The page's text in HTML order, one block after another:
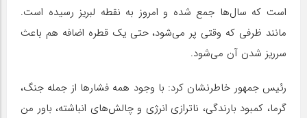
است که سال‌ها جمع شده و امروز به نقطه لبریز رسیده است.
مانند ظرفی که وقتی پر می‌شود، حتی یک قطره اضافه هم باعث
سرریز شدن آن می‌شود.
رئیس جمهور خاطرنشان کرد: با وجود همه فشارها از جمله جنگ،
گرما، کمبود بارندگی، ناترازی انرژی و چالش‌های انباشته، باور من